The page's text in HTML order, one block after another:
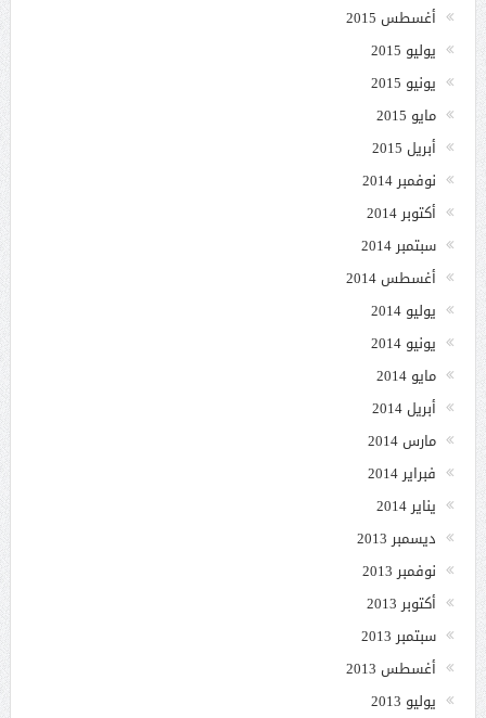
أغسطس 2015
يوليو 2015
يونيو 2015
مايو 2015
أبريل 2015
نوفمبر 2014
أكتوبر 2014
سبتمبر 2014
أغسطس 2014
يوليو 2014
يونيو 2014
مايو 2014
أبريل 2014
مارس 2014
فبراير 2014
يناير 2014
ديسمبر 2013
نوفمبر 2013
أكتوبر 2013
سبتمبر 2013
أغسطس 2013
يوليو 2013